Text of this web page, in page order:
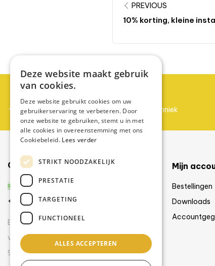
PREVIOUS
10% korting, kleine
Partner worden?
Neem contact op met Swiss Zontechniek
Contact
info@swisszontechniek.nl
+31 6 30 57 35 28
Bereikbaar tijdens kantooruren
van maandag t/m vrijdag
9.00 uur – 16.00 uur
Mijn
Bestellingen
Downloads
Deze website maakt gebruik
van cookies.
Deze website gebruikt cookies om uw
gebruikerservaring te verbeteren. Door
onze website te gebruiken, stemt u in met
alle cookies in overeenstemming met ons
Cookiebeleid. Lees verder
STRIKT NOODZAKELIJK
PRESTATIE
TARGETING
FUNCTIONEEL
ALLES ACCEPTEREN